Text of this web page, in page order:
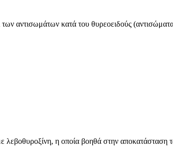
των αντισωμάτων κατά του θυρεοειδούς
η οποία βοηθά στην αποκατάσταση